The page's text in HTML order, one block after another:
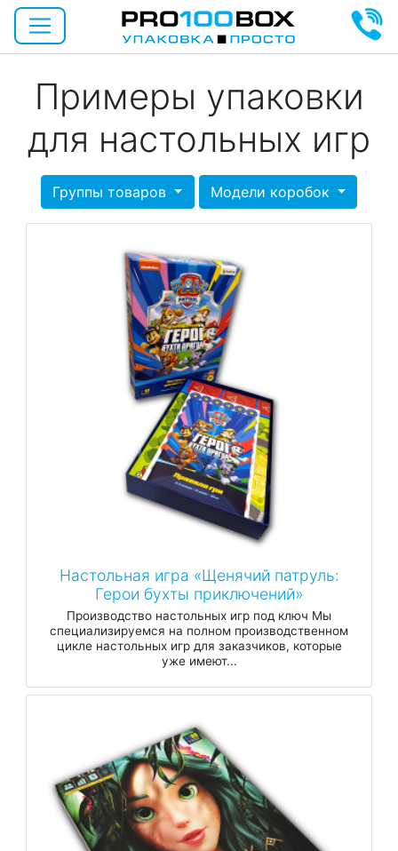
Примеры упаковки
для настольных игр
Группы товаров Модели коробок
Настольная игра «Щенячий патруль:
Герои бухты приключений»
Производство настольных игр под ключ Мы
специализируемся на полном производственном
цикле настольных игр для заказчиков, которые
уже имеют...